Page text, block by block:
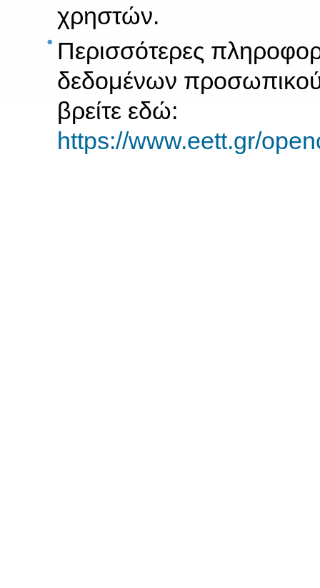
χρηστών.
Περισσότερες
δεδομένων
βρείτε εδώ:
https://www.eett.gr/